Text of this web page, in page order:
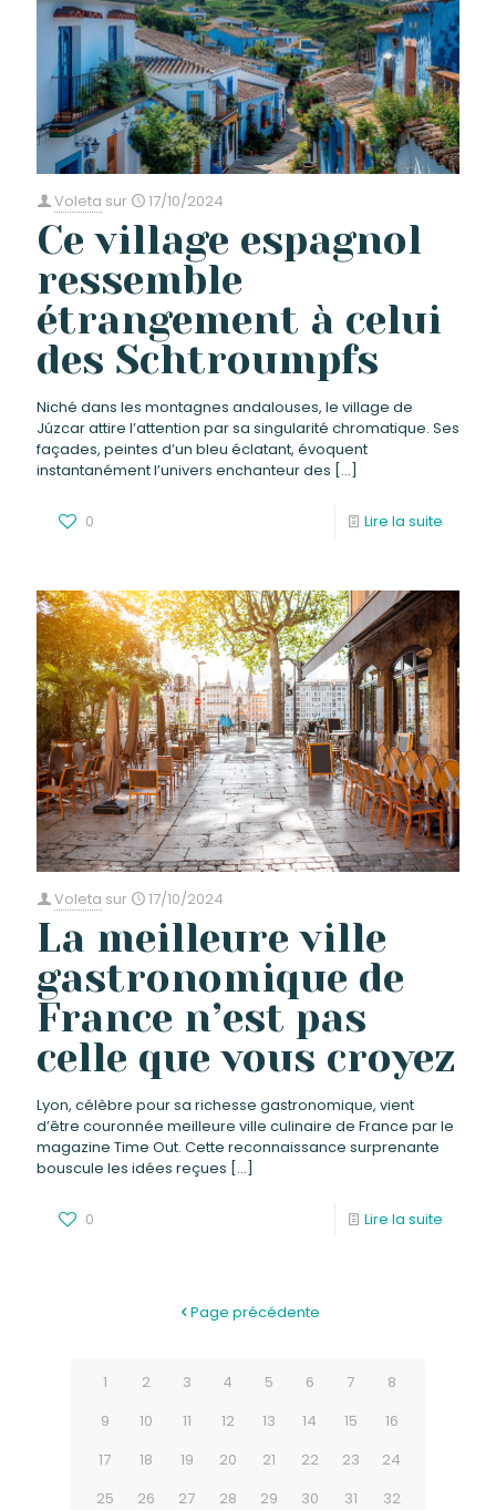
Voleta sur 17/10/2024
Ce village espagnol
ressemble
étrangement à celui
des Schtroumpfs
Niché dans les montagnes andalouses, le village de
Júzcar attire l’attention par sa singularité chromatique. Ses
façades, peintes d’un bleu éclatant, évoquent
instantanément l’univers enchanteur des […]
0 Lire la suite
Voleta sur 17/10/2024
La meilleure ville
gastronomique de
France n’est pas
celle que vous croyez
Lyon, célèbre pour sa richesse gastronomique, vient
d’être couronnée meilleure ville culinaire de France par le
magazine Time Out. Cette reconnaissance surprenante
bouscule les idées reçues […]
0 Lire la suite
Page précédente
1 2 3 4 5 6 7
8
9
10 11 12 13 14 15
16
17
18 19 20 21 22 23
24
25
26 27 28 29 30 31
32